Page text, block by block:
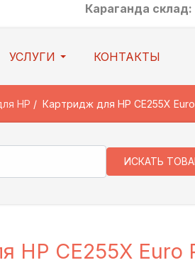
Караганда
УСЛУГИ КОНТАКТЫ
HP Картридж для HP CE255X
HP CE255X Euro